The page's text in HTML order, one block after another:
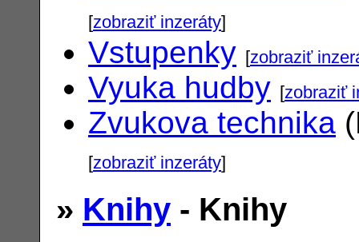
[zobraziť inzeráty]
Vstupenky [zobraziť
Vyuka hudby [zobraziť
Zvukova technika
[zobraziť inzeráty]
» Knihy - Knihy